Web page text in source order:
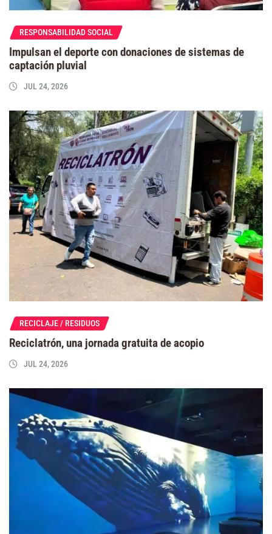
RESPONSABILIDAD SOCIAL
Impulsan el deporte con donaciones de sistemas de
captación pluvial
JUL 24, 2026
RECICLAJE / RESIDUOS
Reciclatrón, una jornada gratuita de acopio
JUL 24, 2026